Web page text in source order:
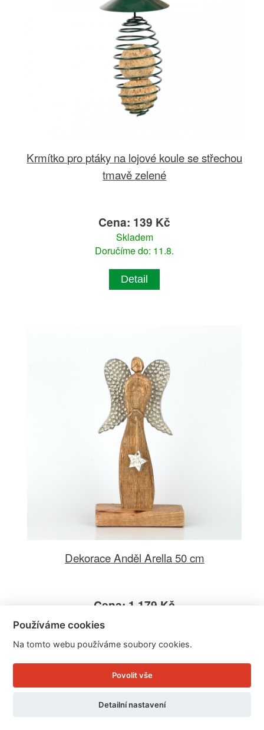
Krmítko pro ptáky na lojové koule se střechou
tmavě zelené
Cena: 139 Kč
Skladem
Doručíme do: 11.8.
Detail
Dekorace Anděl Arella 50 cm
Cena: 1.179 Kč
Doručíme do: 11.8.
Detail
Používáme cookies
Na tomto webu používáme soubory cookies.
Povolit vše
Detailní nastavení